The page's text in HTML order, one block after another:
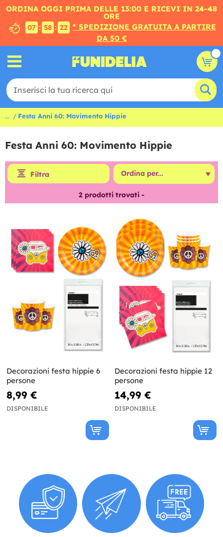
ORDINA OGGI PRIMA DELLE 13:00 E RICEVI IN 24-48
ORE
07 : 58 : 22 * SPEDIZIONE GRATUITA A PARTIRE
DA 50 €
... Festa Anni 60: Movimento Hippie
Festa Anni 60: Movimento Hippie
Filtra
2 prodotti trovati -
Decorazioni festa hippie 6
persone
8,99 €
DISPONIBILE
Decorazioni festa hippie 12
persone
14,99 €
DISPONIBILE